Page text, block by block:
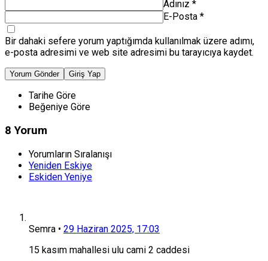
Adınız *
E-Posta *
Bir dahaki sefere yorum yaptığımda kullanılmak üzere adımı,
e-posta adresimi ve web site adresimi bu tarayıcıya kaydet.
Yorum Gönder Giriş Yap
Tarihe Göre
Beğeniye Göre
8 Yorum
Yorumların Sıralanışı
Yeniden Eskiye
Eskiden Yeniye
Semra • 29 Haziran 2025, 17:03
15 kasım mahallesi ulu cami 2 caddesi